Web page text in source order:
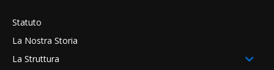
Statuto
La Nostra Storia
La Struttura